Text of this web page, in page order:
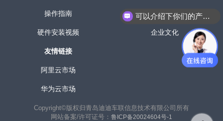
操作指南
硬件安装视频
公司介绍
企业文化
友情链接
阿里云市场
华为云市场
Copyright©版权归青岛迪迪车联信息技术有限公司所有
网站备案/许可证号： 鲁ICP备20024604号-1
可以介绍下你们的产品么？